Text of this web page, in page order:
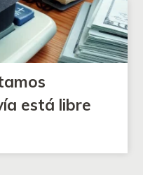
está libre